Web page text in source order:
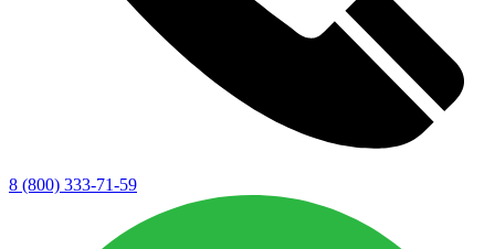
8 (800) 333-71-59